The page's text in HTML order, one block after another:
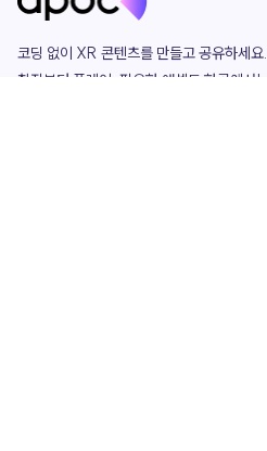
코딩 없이 XR 콘텐츠를 만들고 공유하세요.
창작부터 플레이, 필요한 애셋도 한곳에서!